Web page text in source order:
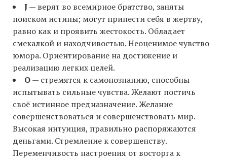
J— верят во всемирное братство, заняты
поиском истины; могут принести себя в жертву,
равно как и проявить жестокость. Обладает
смекалкой и находчивостью. Неоценимое чувство
юмора. Ориентирование на достижение и
реализацию легких целей.
O— стремятся к самопознанию, способны
испытывать сильные чувства. Желают постичь
своё истинное предназначение. Желание
совершенствоваться и совершенствовать мир.
Высокая интуиция, правильно распоряжаются
деньгами. Стремление к совершенству.
Переменчивость настроения от восторга к